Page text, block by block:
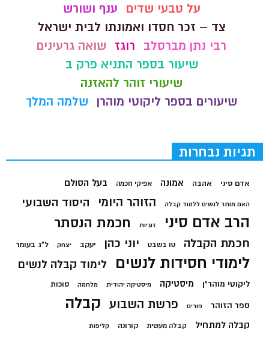
על טבעי שדים
ענף ושורש
צד – זכר חסדו ואמונתו לבית ישראל
רבי נתן מברסלב
רוגז
שואה גרעינים
שיעור בספר התניא פרק ב
שיעורי זוהר להאזנה
שיעורים בספר ליקוטי מוהרן
שלמה המלך
תגיות נבחרות
אדם סיני אהבה אמונה אפיקי חכמה בעל הסולם
האם מותר לנשים ללמוד קבלה הזוהר היומי היסוד השבועי
הרב אדם סיני זוגיות חכמת הנסתר
חכמת הקבלה טו בשבט יוני כהן יעקב יצחק ל"ג בעומר
לימודי חסידות לנשים לימוד קבלה לנשים
ליקוטי מוהר"ן מיסטיקה מיסטיקה יהודית מלחמה סוכות
ספר הזוהר פורים פרשת השבוע קבלה
קבלה למתחיל קבלה מעשית קורונה קליפות